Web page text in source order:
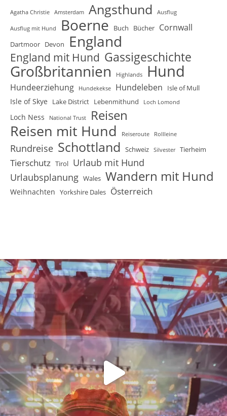
Agatha Christie Amsterdam Angsthund Ausflug
Ausflug mit Hund Boerne Buch Bücher Cornwall
Dartmoor Devon England
England mit Hund Gassigeschichte
Großbritannien Highlands Hund
Hundeerziehung Hundekekse Hundeleben Isle of Mull
Isle of Skye Lake District Lebenmithund Loch Lomond
Loch Ness National Trust Reisen
Reisen mit Hund Reiseroute Rollleine
Rundreise Schottland Schweiz Silvester Tierheim
Tierschutz Tirol Urlaub mit Hund
Urlaubsplanung Wales Wandern mit Hund
Weihnachten Yorkshire Dales Österreich